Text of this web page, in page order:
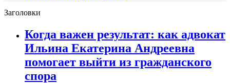
Заголовки
Когда важен результат: как адвокат
Ильина Екатерина Андреевна
помогает выйти из гражданского
спора